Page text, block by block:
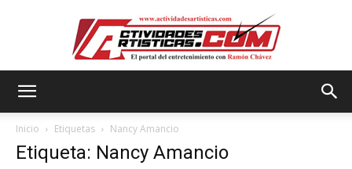
Inicio Etiquetas Nancy Amancio
Etiqueta: Nancy Amancio